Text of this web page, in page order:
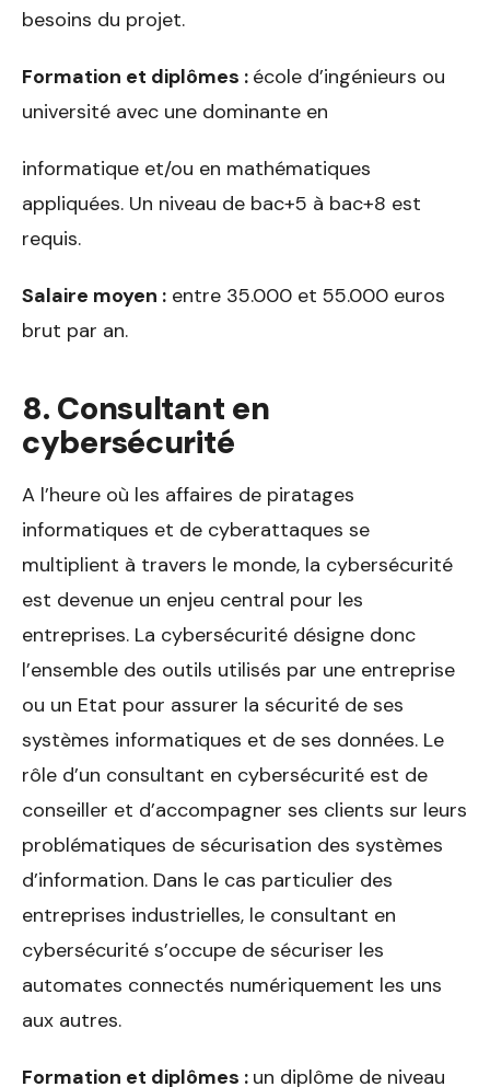
besoins du projet.
Formation et diplômes : école d’ingénieurs ou
université avec une dominante en
informatique et/ou en mathématiques
appliquées. Un niveau de bac+5 à bac+8 est
requis.
Salaire moyen : entre 35.000 et 55.000 euros
brut par an.
8. Consultant en
cybersécurité
A l’heure où les affaires de piratages
informatiques et de cyberattaques se
multiplient à travers le monde, la cybersécurité
est devenue un enjeu central pour les
entreprises. La cybersécurité désigne donc
l’ensemble des outils utilisés par une entreprise
ou un Etat pour assurer la sécurité de ses
systèmes informatiques et de ses données. Le
rôle d’un consultant en cybersécurité est de
conseiller et d’accompagner ses clients sur leurs
problématiques de sécurisation des systèmes
d’information. Dans le cas particulier des
entreprises industrielles, le consultant en
cybersécurité s’occupe de sécuriser les
automates connectés numériquement les uns
aux autres.
Formation et diplômes : un diplôme de niveau